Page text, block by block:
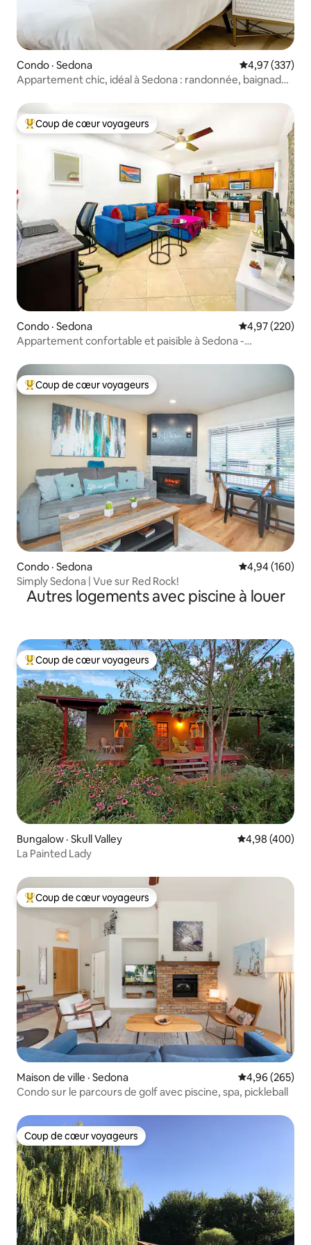
Condo · Sedona Note
4,97 (337)
Appartement chic, idéal à Sedona : randonnée, baignade,
Coup de cœur voyageurs parmi les plus aimés
Coup de cœur voyageurs
Condo · Sedona Note
4,97 (220)
Appartement confortable et paisible à Sedona -
Coup de cœur voyageurs parmi les plus aimés
Coup de cœur voyageurs
Condo · Sedona Note
4,94 (160)
Simply Sedona | Vue sur Red Rock!
Autres logements avec piscine à louer
Coup de cœur voyageurs parmi les plus aimés
Coup de cœur voyageurs
Bungalow · Skull Valley Note
4,98 (400)
La Painted Lady
Coup de cœur voyageurs parmi les plus aimés
Coup de cœur voyageurs
Maison de ville · Sedona Note
4,96 (265)
Condo sur le parcours de golf avec piscine, spa, pickleball
Coup de cœur voyageurs
Coup de cœur voyageurs